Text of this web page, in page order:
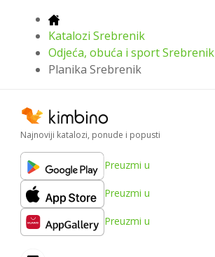
Katalozi Srebrenik
Odjeća, obuća i sport Srebrenik
Planika Srebrenik
Najnoviji katalozi, ponude i popusti
Preuzmi u
Preuzmi u
Preuzmi u